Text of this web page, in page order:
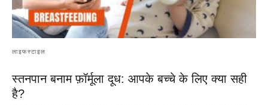
लाइफस्टाइल
स्तनपान बनाम फ़ॉर्मूला दूध: आपके बच्चे के लिए क्या सही
है?